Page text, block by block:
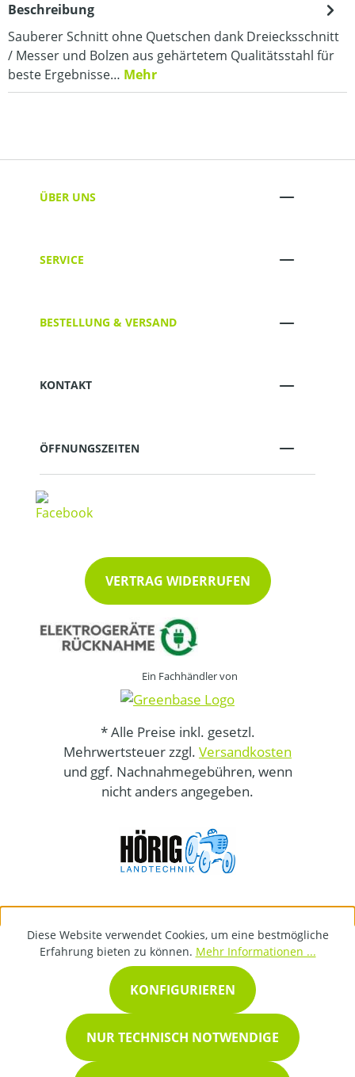
Beschreibung
Sauberer Schnitt ohne Quetschen dank Dreiecksschnitt
/ Messer und Bolzen aus gehärtetem Qualitätsstahl für
beste Ergebnisse… Mehr
ÜBER UNS
SERVICE
BESTELLUNG & VERSAND
KONTAKT
ÖFFNUNGSZEITEN
VERTRAG WIDERRUFEN
Ein Fachhändler von
* Alle Preise inkl. gesetzl.
Mehrwertsteuer zzgl. Versandkosten
und ggf. Nachnahmegebühren, wenn
nicht anders angegeben.
Diese Website verwendet Cookies, um eine bestmögliche
Erfahrung bieten zu können. Mehr Informationen ...
NUR TECHNISCH NOTWENDIGE
KONFIGURIEREN